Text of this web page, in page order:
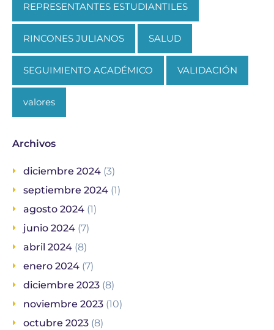
REPRESENTANTES ESTUDIANTILES
RINCONES JULIANOS SALUD
SEGUIMIENTO ACADÉMICO VALIDACIÓN
valores
Archivos
diciembre 2024 (3)
septiembre 2024 (1)
agosto 2024 (1)
junio 2024 (7)
abril 2024 (8)
enero 2024 (7)
diciembre 2023 (8)
noviembre 2023 (10)
octubre 2023 (8)